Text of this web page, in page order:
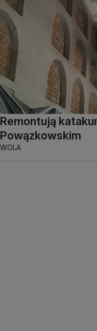
Remontują
Powązkowskim
WOLA